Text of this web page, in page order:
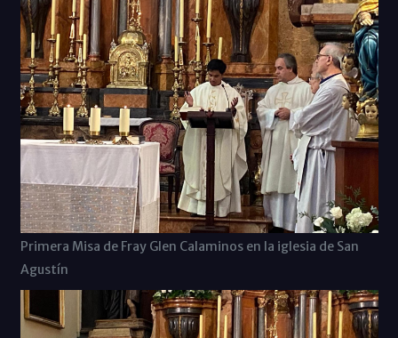
Primera Misa de Fray Glen Calaminos en la iglesia de San
Agustín